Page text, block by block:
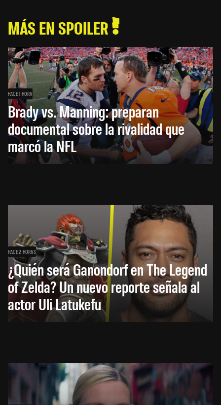
MÁS EN SPOILER
HACE 1 HORA
Brady vs. Manning: preparan
documental sobre la rivalidad que
marcó la NFL
HACE 2 HORAS
¿Quién será Ganondorf en The Legend
of Zelda? Un nuevo reporte señala al
actor Uli Latukefu